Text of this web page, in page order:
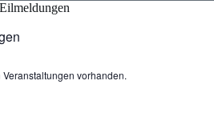
Eilmeldungen
vorhanden.